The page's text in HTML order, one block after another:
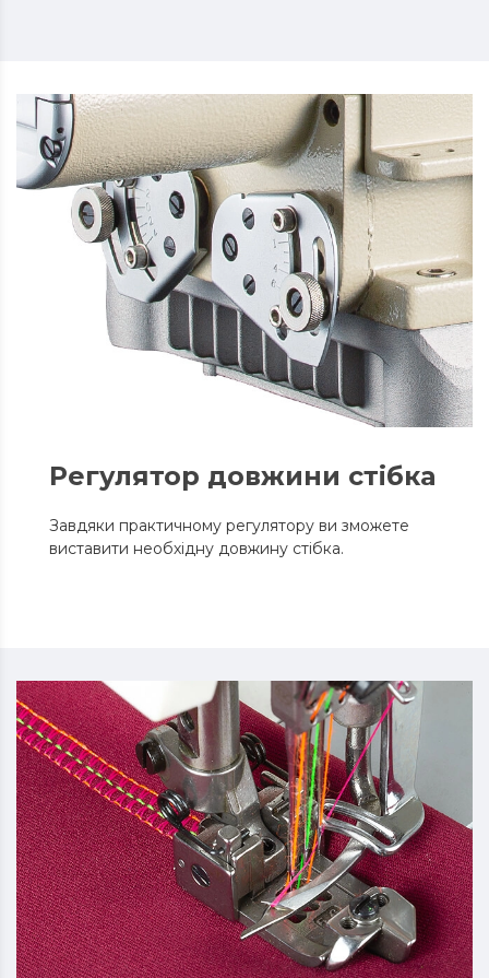
Регулятор довжини стібка
Завдяки практичному регулятору ви зможете
виставити необхідну довжину стібка.